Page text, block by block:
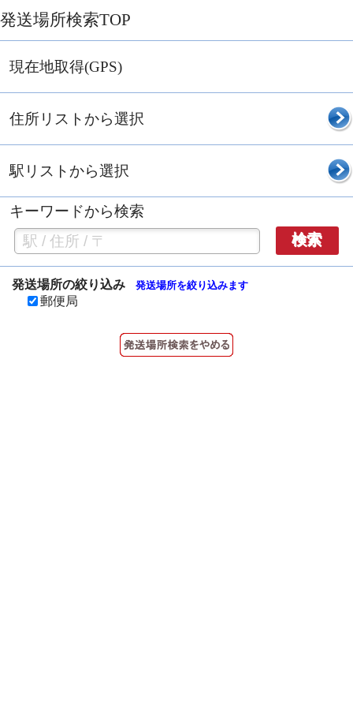
発送場所検索TOP
現在地取得(GPS)
住所リストから選択
駅リストから選択
キーワードから検索
検索
発送場所の絞り込み 発送場所を絞り込みます
郵便局